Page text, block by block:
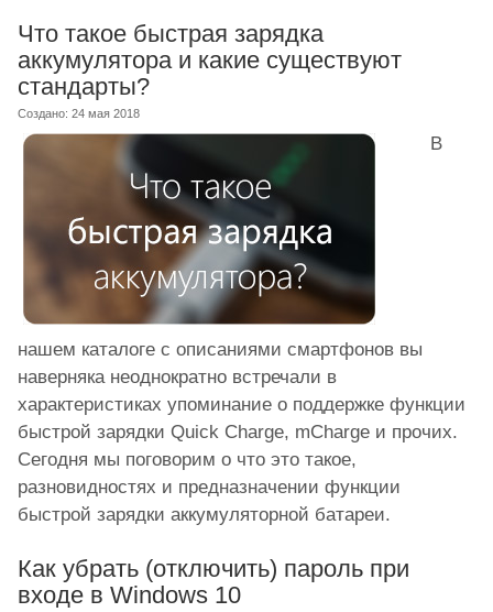
Что такое быстрая зарядка
аккумулятора и какие существуют
стандарты?
Создано: 24 мая 2018
В
нашем каталоге с описаниями смартфонов вы
наверняка неоднократно встречали в
характеристиках упоминание о поддержке функции
быстрой зарядки Quick Charge, mCharge и прочих.
Сегодня мы поговорим о что это такое,
разновидностях и предназначении функции
быстрой зарядки аккумуляторной батареи.
Как убрать (отключить) пароль при
входе в Windows 10